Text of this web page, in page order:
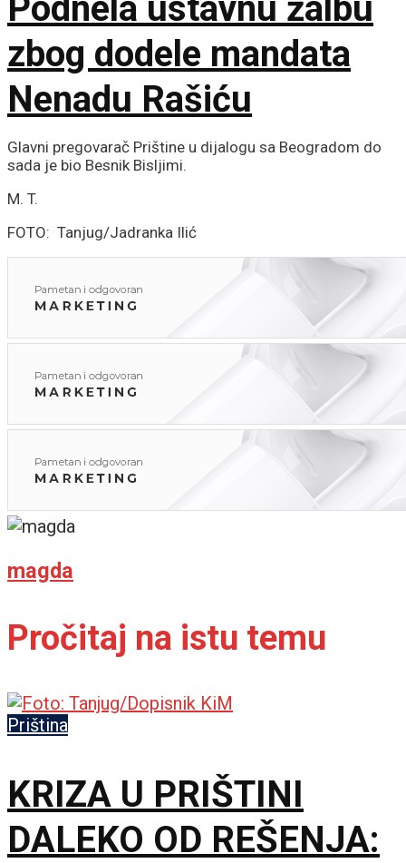
zbog dodele mandata
Nenadu Rašiću
Glavni pregovarač Prištine u dijalogu sa Beogradom do
sada je bio Besnik Bisljimi.
M. T.
FOTO: Tanjug/Jadranka Ilić
magda
Pročitaj na istu temu
Priština
KRIZA U PRIŠTINI
DALEKO OD REŠENJA: